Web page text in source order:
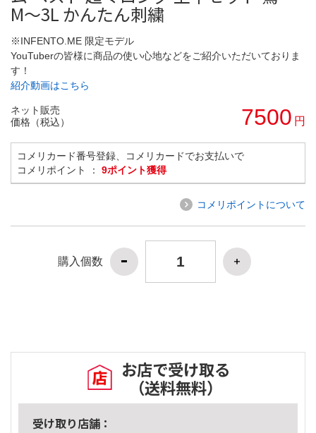
M〜3L かんたん刺繍
※INFENTO.ME 限定モデル
YouTuberの皆様に商品の使い心地などをご紹介いただいておりま
す！
紹介動画はこちら
ネット販売
価格（税込）
7500 円
コメリカード番号登録、コメリカードでお支払いで
コメリポイント ： 9ポイント獲得
コメリポイントについて
購入個数
お店で受け取る
（送料無料）
受け取り店舗：